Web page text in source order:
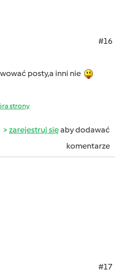
#16
posty,a inni nie
strony
zarejestruj sięaby dodawać
komentarze
#17